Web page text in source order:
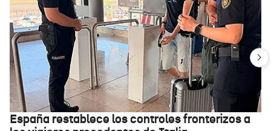
España restablece los controles fronterizos a